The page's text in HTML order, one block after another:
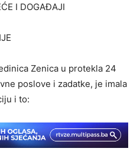
I DOGAĐAJI
Zenica u protekla 24
poslove i zadatke, je imala
i to: